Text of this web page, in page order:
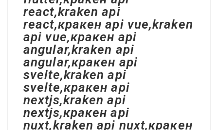
react,kraken api
react,кракен api vue,kraken
api vue,кракен api
angular,kraken api
angular,кракен api
svelte,kraken api
svelte,кракен api
nextjs,kraken api
nextjs,кракен api
nuxt,kraken api nuxt,кракен